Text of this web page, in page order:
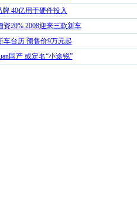
40亿用于硬件投入
20% 2008迎来三款新车
车台历 预售价9万元起
国产 或定名“小途锐”